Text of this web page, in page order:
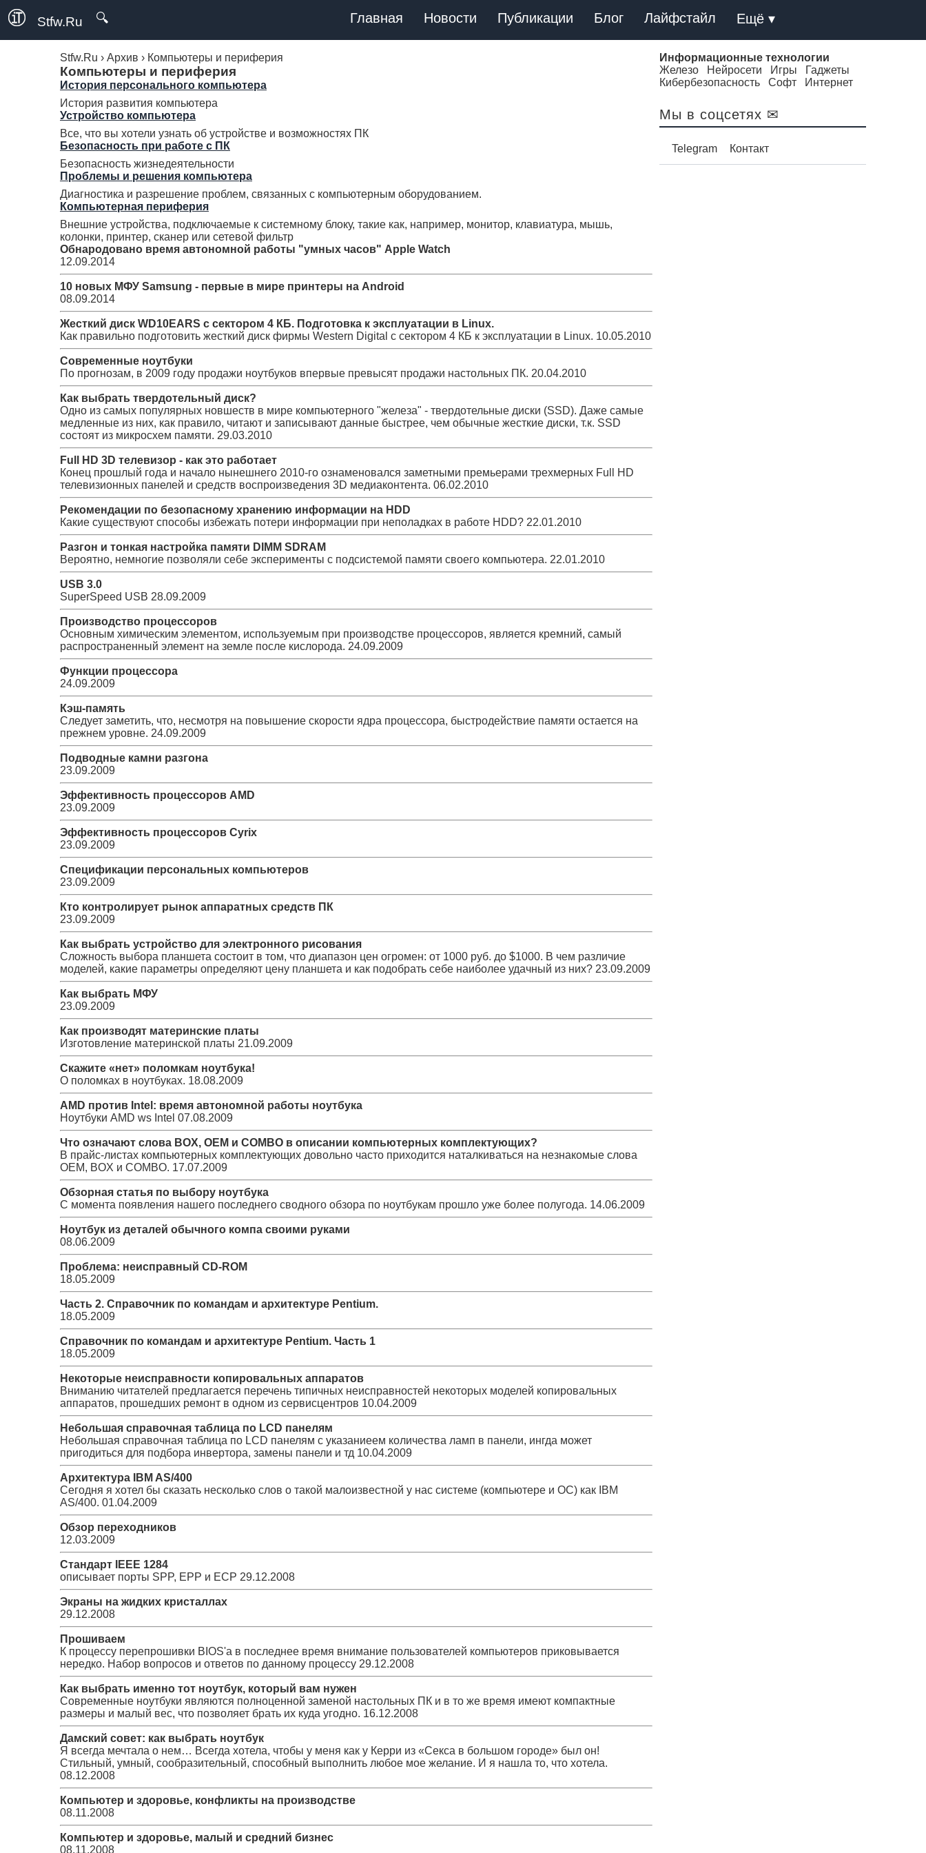
Stfw.Ru 🔍 Главная Новости Публикации Блог Лайфстайл Ещё ▾
Stfw.Ru › Архив › Компьютеры и периферия
Компьютеры и периферия
История персонального компьютера
История развития компьютера
Устройство компьютера
Все, что вы хотели узнать об устройстве и возможностях ПК
Безопасность при работе с ПК
Безопасность жизнедеятельности
Проблемы и решения компьютера
Диагностика и разрешение проблем, связанных с компьютерным оборудованием.
Компьютерная периферия
Внешние устройства, подключаемые к системному блоку, такие как, например, монитор, клавиатура, мышь,
колонки, принтер, сканер или сетевой фильтр
Обнародовано время автономной работы "умных часов" Apple Watch
12.09.2014
10 новых МФУ Samsung - первые в мире принтеры на Android
08.09.2014
Жесткий диск WD10EARS с сектором 4 КБ. Подготовка к эксплуатации в Linux.
Как правильно подготовить жесткий диск фирмы Western Digital с сектором 4 КБ к эксплуатации в Linux. 10.05.2010
Современные ноутбуки
По прогнозам, в 2009 году продажи ноутбуков впервые превысят продажи настольных ПК. 20.04.2010
Как выбрать твердотельный диск?
Одно из самых популярных новшеств в мире компьютерного "железа" - твердотельные диски (SSD). Даже самые
медленные из них, как правило, читают и записывают данные быстрее, чем обычные жесткие диски, т.к. SSD
состоят из микросхем памяти. 29.03.2010
Full HD 3D телевизор - как это работает
Конец прошлый года и начало нынешнего 2010-го ознаменовался заметными премьерами трехмерных Full HD
телевизионных панелей и средств воспроизведения 3D медиаконтента. 06.02.2010
Рекомендации по безопасному хранению информации на HDD
Какие существуют способы избежать потери информации при неполадках в работе HDD? 22.01.2010
Разгон и тонкая настройка памяти DIMM SDRAM
Вероятно, немногие позволяли себе эксперименты с подсистемой памяти своего компьютера. 22.01.2010
USB 3.0
SuperSpeed USB 28.09.2009
Производство процессоров
Основным химическим элементом, используемым при производстве процессоров, является кремний, самый
распространенный элемент на земле после кислорода. 24.09.2009
Функции процессора
24.09.2009
Кэш-память
Следует заметить, что, несмотря на повышение скорости ядра процессора, быстродействие памяти остается на
прежнем уровне. 24.09.2009
Подводные камни разгона
23.09.2009
Эффективность процессоров AMD
23.09.2009
Эффективность процессоров Cyrix
23.09.2009
Спецификации персональных компьютеров
23.09.2009
Кто контролирует рынок аппаратных средств ПК
23.09.2009
Как выбрать устройство для электронного рисования
Сложность выбора планшета состоит в том, что диапазон цен огромен: от 1000 руб. до $1000. В чем различие
моделей, какие параметры определяют цену планшета и как подобрать себе наиболее удачный из них? 23.09.2009
Как выбрать МФУ
23.09.2009
Как производят материнские платы
Изготовление материнской платы 21.09.2009
Скажите «нет» поломкам ноутбука!
О поломках в ноутбуках. 18.08.2009
AMD против Intel: время автономной работы ноутбука
Ноутбуки AMD ws Intel 07.08.2009
Что означают слова BOX, OEM и COMBO в описании компьютерных комплектующих?
В прайс-листах компьютерных комплектующих довольно час­то приходится наталкиваться на незнакомые слова
OEM, BOX и COMBO. 17.07.2009
Обзорная статья по выбору ноутбука
С момента появления нашего последнего сводного обзора по ноутбукам прошло уже более полугода. 14.06.2009
Ноутбук из деталей обычного компа своими руками
08.06.2009
Проблема: неисправный CD-ROM
18.05.2009
Часть 2. Справочник по командам и архитектуре Pentium.
18.05.2009
Справочник по командам и архитектуре Pentium. Часть 1
18.05.2009
Некоторые неисправности копировальных аппаратов
Вниманию читателей предлагается перечень типичных неисправностей некоторых моделей копировальных
аппаратов, прошедших ремонт в одном из сервисцентров 10.04.2009
Небольшая справочная таблица по LCD панелям
Небольшая справочная таблица по LCD панелям с указаниеем количества ламп в панели, ингда может
пригодиться для подбора инвертора, замены панели и тд 10.04.2009
Архитектура IBM AS/400
Сегодня я хотел бы сказать несколько слов о такой малоизвестной у нас системе (компьютере и ОС) как IBM
AS/400. 01.04.2009
Обзор переходников
12.03.2009
Стандарт IEEE 1284
описывает порты SPP, ЕРР и ЕСР 29.12.2008
Экраны на жидких кристаллах
29.12.2008
Прошиваем
К процессу перепрошивки BIOS'а в последнее время внимание пользователей компьютеров приковывается
нередко. Набор вопросов и ответов по данному процессу 29.12.2008
Как выбрать именно тот ноутбук, который вам нужен
Современные ноутбуки являются полноценной заменой настольных ПК и в то же время имеют компактные
размеры и малый вес, что позволяет брать их куда угодно. 16.12.2008
Дамский совет: как выбрать ноутбук
Я всегда мечтала о нем… Всегда хотела, чтобы у меня как у Керри из «Секса в большом городе» был он!
Стильный, умный, сообразительный, способный выполнить любое мое желание. И я нашла то, что хотела.
08.12.2008
Компьютер и здоровье, конфликты на производстве
08.11.2008
Компьютер и здоровье, малый и средний бизнес
08.11.2008
Информационные технологии
Железо
Нейросети Игры
Гаджеты
Кибербезопасность
Софт Интернет
Мы в соцсетях ✉
Telegram Контакт